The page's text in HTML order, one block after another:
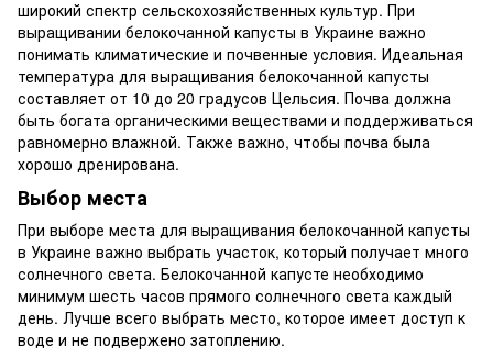
широкий спектр сельскохозяйственных культур. При
выращивании белокочанной капусты в Украине важно
понимать климатические и почвенные условия. Идеальная
температура для выращивания белокочанной капусты
составляет от 10 до 20 градусов Цельсия. Почва должна
быть богата органическими веществами и поддерживаться
равномерно влажной. Также важно, чтобы почва была
хорошо дренирована.
Выбор места
При выборе места для выращивания белокочанной капусты
в Украине важно выбрать участок, который получает много
солнечного света. Белокочанной капусте необходимо
минимум шесть часов прямого солнечного света каждый
день. Лучше всего выбрать место, которое имеет доступ к
воде и не подвержено затоплению.